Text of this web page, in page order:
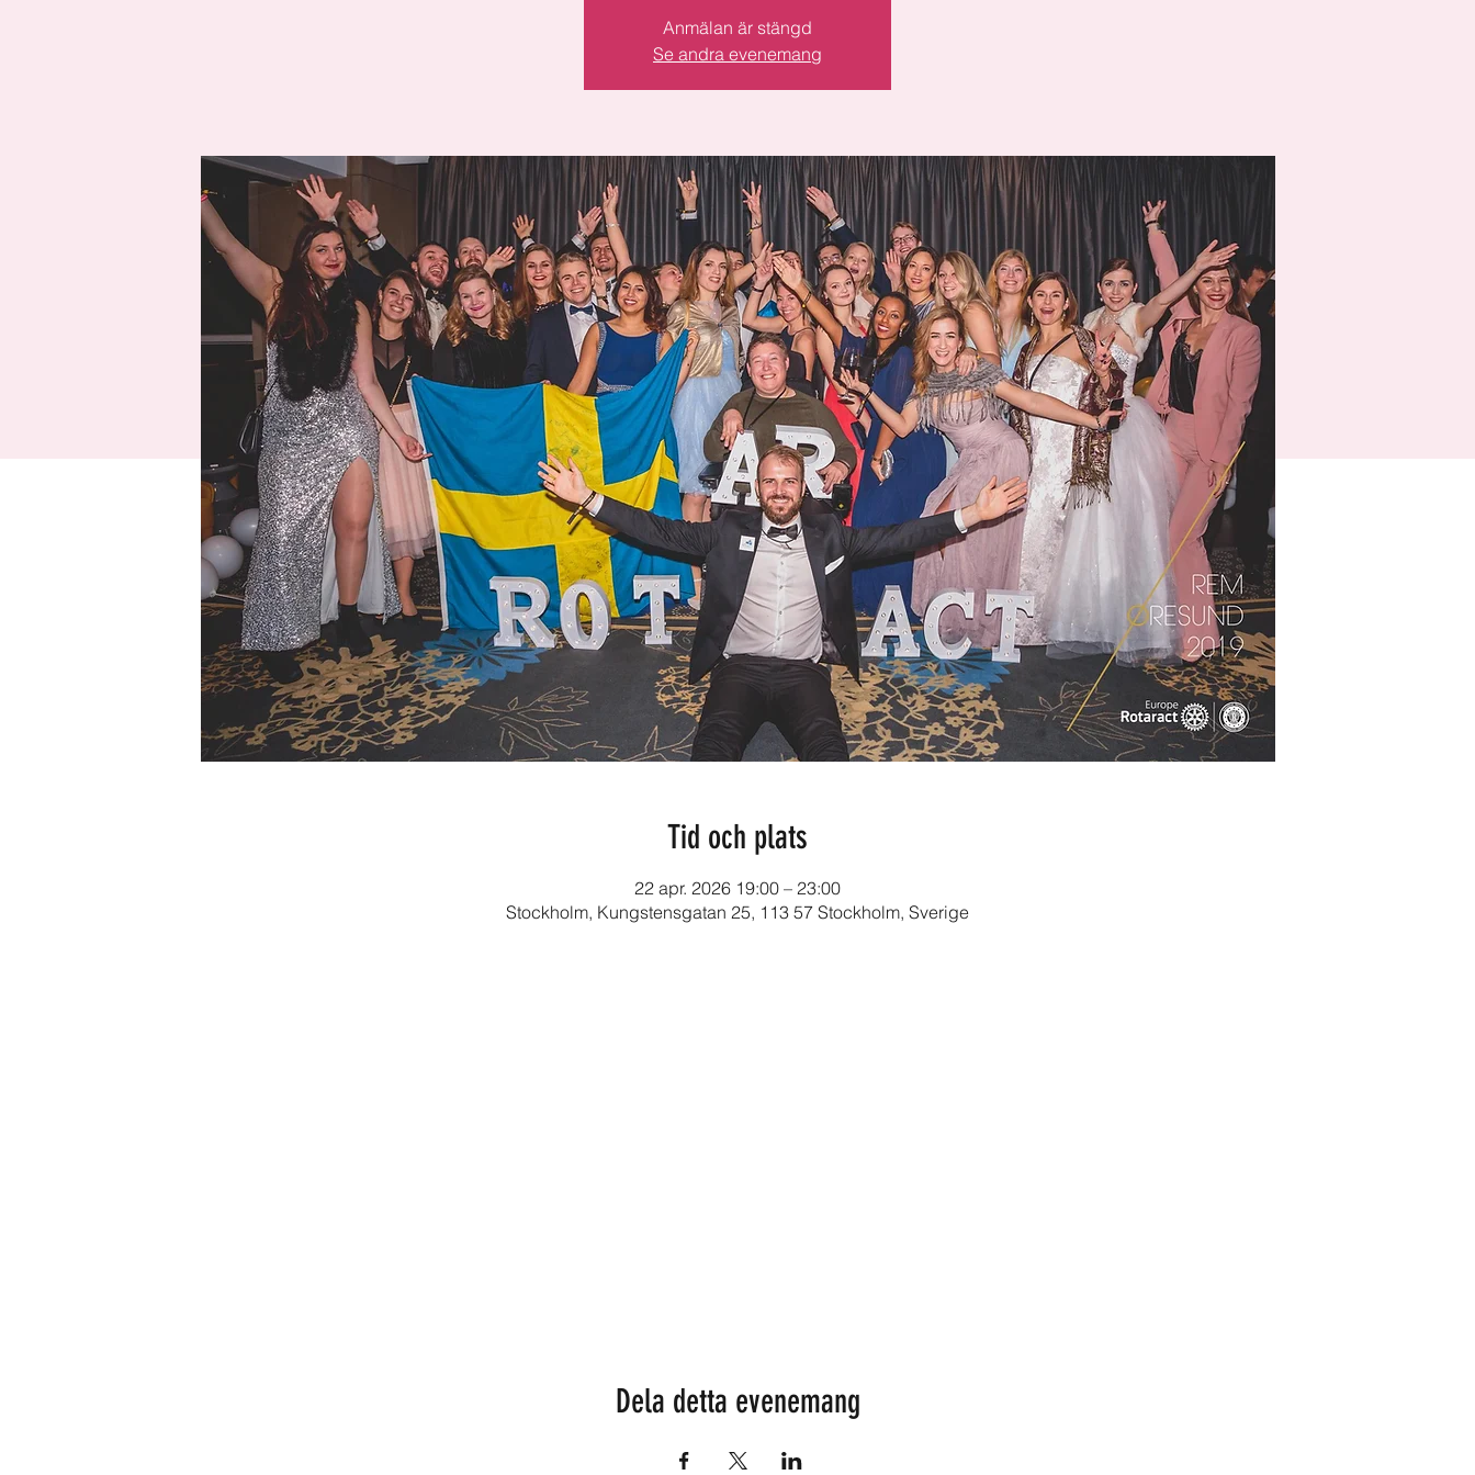
Anmälan är stängd
Se andra evenemang
Tid och plats
22 apr. 2026 19:00 – 23:00
Stockholm, Kungstensgatan 25, 113 57 Stockholm, Sverige
Dela detta evenemang